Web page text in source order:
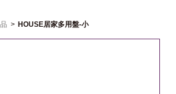
> HOUSE居家多用盤-小